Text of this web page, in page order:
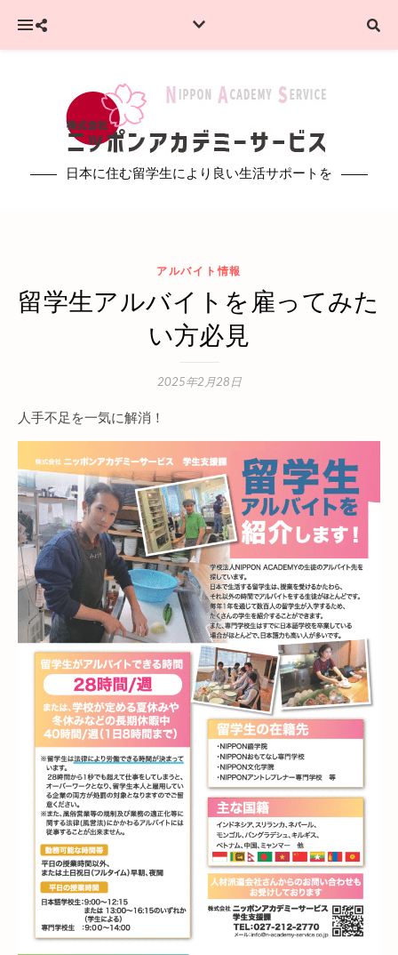
日本に住む留学生により良い生活サポートを
アルバイト情報
留学生アルバイトを雇ってみた
い方必見
2025年2月28日
人手不足を一気に解消！